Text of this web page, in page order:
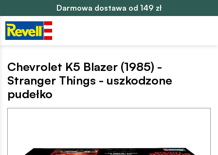
Darmowa dostawa od 149 zł
Chevrolet K5 Blazer (1985) -
Stranger Things - uszkodzone
pudełko